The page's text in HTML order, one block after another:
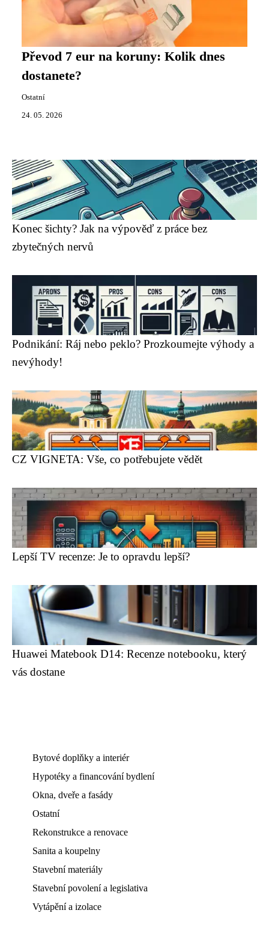
Převod 7 eur na koruny: Kolik dnes
dostanete?
Ostatní
24. 05. 2026
Konec šichty? Jak na výpověď z práce bez
zbytečných nervů
Podnikání: Ráj nebo peklo? Prozkoumejte výhody a
nevýhody!
CZ VIGNETA: Vše, co potřebujete vědět
Lepší TV recenze: Je to opravdu lepší?
Huawei Matebook D14: Recenze notebooku, který
vás dostane
Bytové doplňky a interiér
Hypotéky a financování bydlení
Okna, dveře a fasády
Ostatní
Rekonstrukce a renovace
Sanita a koupelny
Stavební materiály
Stavební povolení a legislativa
Vytápění a izolace